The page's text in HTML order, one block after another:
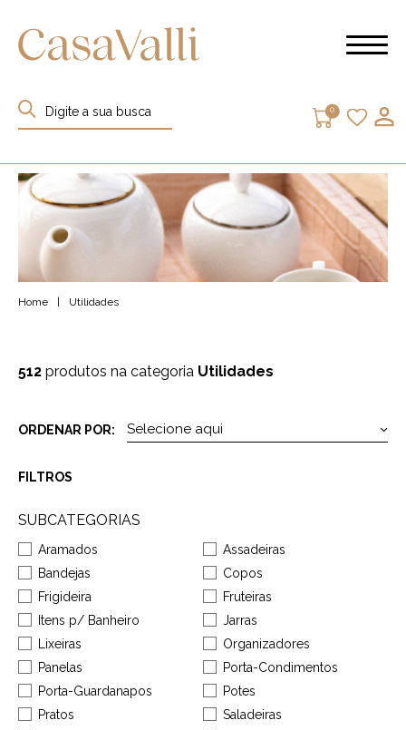
0
Home Utilidades
512 produtos na categoria Utilidades
ORDENAR POR:
FILTROS
SUBCATEGORIAS
Aramados
Assadeiras
Bandejas
Copos
Frigideira
Fruteiras
Itens p/ Banheiro
Jarras
Lixeiras
Organizadores
Panelas
Porta-Condimentos
Porta-Guardanapos
Potes
Pratos
Saladeiras